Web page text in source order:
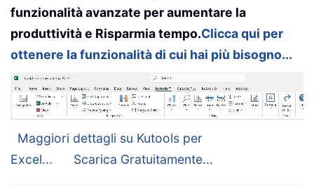
funzionalità avanzate per aumentare la
produttività e Risparmia tempo.Clicca qui per
ottenere la funzionalità di cui hai più bisogno...
Maggiori dettagli su Kutools per
Excel...
Scarica Gratuitamente...